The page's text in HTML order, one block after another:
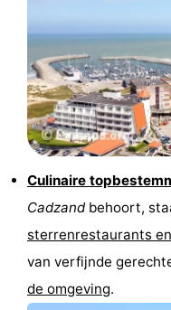
Steden
Sporten
Zwembaden
Fietsen
-
Wandelen
Paardrijden
Golfbanen
Culinaire
Cadzandbehoort,
sterrenrestaurants
van verfijnde
de omgeving.